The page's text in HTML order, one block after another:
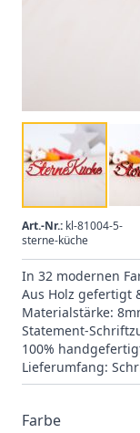
Art.-Nr.: kl-81004-5-
sterne-küche
In 32 modernen
Aus Holz gefertigt
Materialstärke:
Statement-
100%
Lieferumfang:
Farbe